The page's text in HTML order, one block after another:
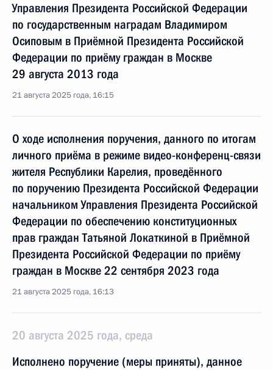
Управления Президента Российской Федерации
по государственным наградам Владимиром
Осиповым в Приёмной Президента Российской
Федерации по приёму граждан в Москве
29 августа 2013 года
21 августа 2025 года, 16:15
О ходе исполнения поручения, данного по итогам
личного приёма в режиме видео-конференц-связи
жителя Республики Карелия, проведённого
по поручению Президента Российской Федерации
начальником Управления Президента Российской
Федерации по обеспечению конституционных
прав граждан Татьяной Локаткиной в Приёмной
Президента Российской Федерации по приёму
граждан в Москве 22 сентября 2023 года
21 августа 2025 года, 16:13
20 августа 2025 года, среда
Исполнено поручение (меры приняты), данное